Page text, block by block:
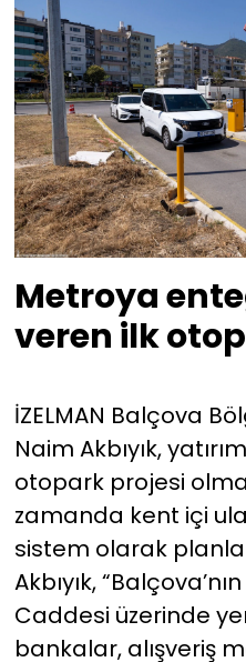
Metroya
veren ilk
İZELMAN Balçova
Naim Akbıyık,
otopark projesi
zamanda kent içi
sistem olarak
Akbıyık,
Caddesi üzerinde
bankalar, alışveriş